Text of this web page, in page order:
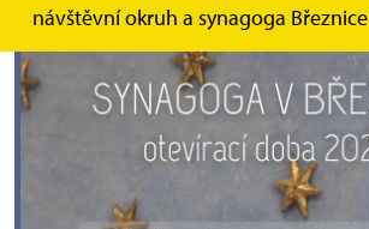
návštěvní okruh a synagoga Březnice